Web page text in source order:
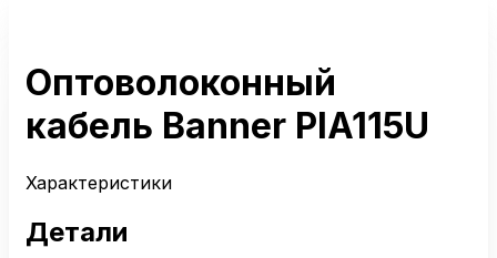
Оптоволоконный
кабель Banner PIA115U
Характеристики
Детали